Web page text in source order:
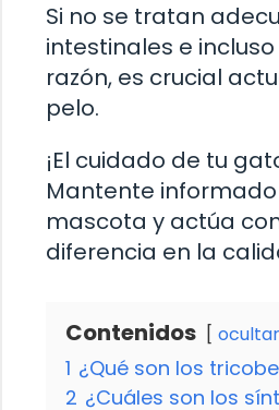
Si no se tratan
intestinales e
razón, es crucial
pelo.
¡El cuidado de tu
Mantente
mascota y actúa
diferencia en la
Contenidos ocultar
1 ¿Qué son los
2 ¿Cuáles son los